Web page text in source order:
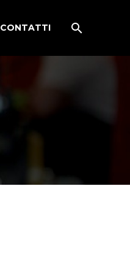
CONTATTI